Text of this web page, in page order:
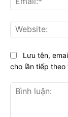
Lưu tên,
cho lần tiếp theo